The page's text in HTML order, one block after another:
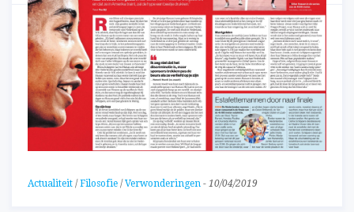
Actualiteit /Filosofie /Verwonderingen - 10/04/2019